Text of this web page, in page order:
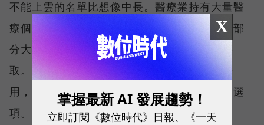
不能上雲的名單比想像中長。醫療業持有大量醫
療個資，金融與保險業受到合規與法規限制，部
分大學院校與設計公司也不希望資料被雲端存
取。對這些組織而言，問題並不是雲端好不好
用，而是一開始就沒有把核心資料全面上雲的選
項。
X
掌握最新 AI 發展趨勢！
立即訂閱《數位時代》日報、《一天